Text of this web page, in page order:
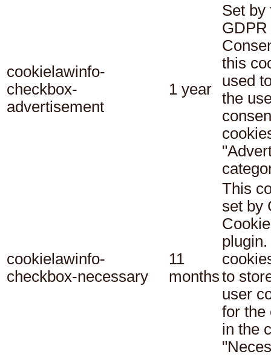
cookielawinfo-
checkbox-
advertisement
1 year
Set by
this
used
the
cookielawinfo-
checkbox-necessary
11
months
This
set by
to
user
for the
in the